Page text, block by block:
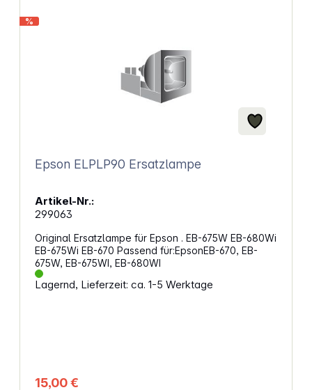
%
Epson ELPLP90 Ersatzlampe
Artikel-Nr.:
299063
Original Ersatzlampe für Epson . EB-675W EB-680Wi
EB-675Wi EB-670 Passend für:EpsonEB-670, EB-
675W, EB-675WI, EB-680WI
Lagernd, Lieferzeit: ca. 1-5 Werktage
15,00 €